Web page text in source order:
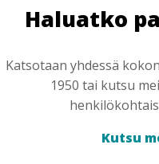
Haluatko
Katsotaan yhdessä
1950 tai kutsu
Kutsu